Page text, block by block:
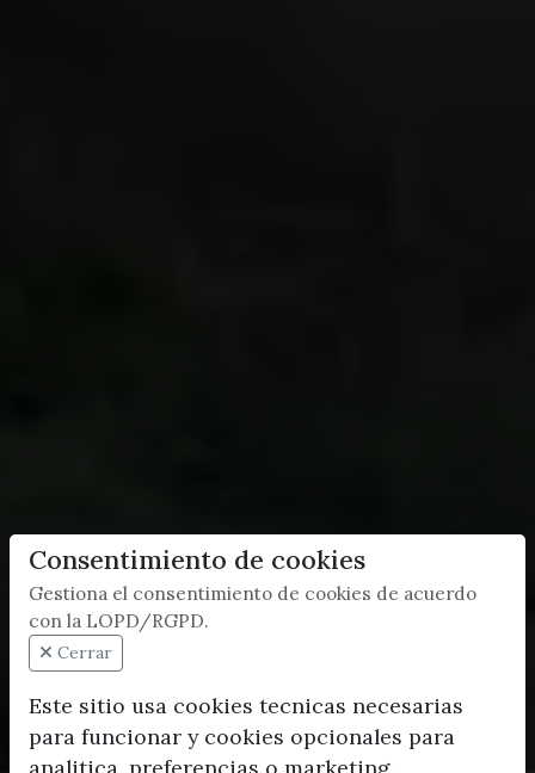
Consentimiento de cookies
Gestiona el consentimiento de cookies de acuerdo
con la LOPD/RGPD.
Cerrar
Este sitio usa cookies tecnicas necesarias
para funcionar y cookies opcionales para